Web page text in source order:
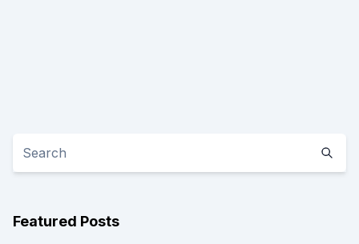
Featured Posts